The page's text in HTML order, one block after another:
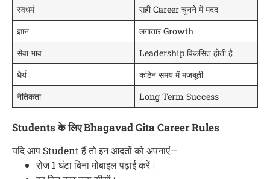
स्वधर्म
सही Career चुनने में मदद
ज्ञान
लगातार Growth
सेवा भाव
Leadership विकसित होती है
धैर्य
कठिन समय में मजबूती
नैतिकता
Long Term Success
Students के लिए Bhagavad Gita Career Rules
यदि आप Student हैं तो इन आदतों को अपनाएं—
रोज 1 घंटा बिना मोबाइल पढ़ाई करें।